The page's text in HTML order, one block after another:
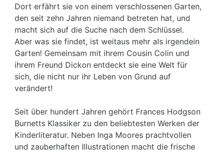
Dort erfährt sie von einem verschlossenen Garten,
den seit zehn Jahren niemand betreten hat, und
macht sich auf die Suche nach dem Schlüssel.
Aber was sie findet, ist weitaus mehr als irgendein
Garten! Gemeinsam mit ihrem Cousin Colin und
ihrem Freund Dickon entdeckt sie eine Welt für
sich, die nicht nur ihr Leben von Grund auf
verändert!
Seit über hundert Jahren gehört Frances Hodgson
Burnetts Klassiker zu den beliebtesten Werken der
Kinderliteratur. Neben Inga Moores prachtvollen
und zauberhaften Illustrationen macht die frische